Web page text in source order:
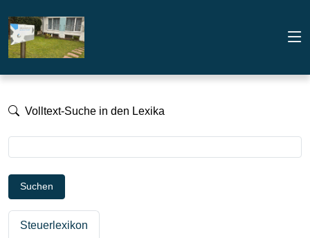
Volltext-Suche in den Lexika
Suchen
Steuerlexikon